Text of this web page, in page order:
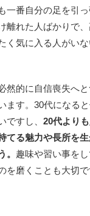
一番自分の足を引
離れた人ばかりで
く気に入る人がい
然的に自信喪失へ
ます。30代になる
ですし、 20代より
てる魅力や長所を
。 趣味や習い事を
を磨くことも大切で